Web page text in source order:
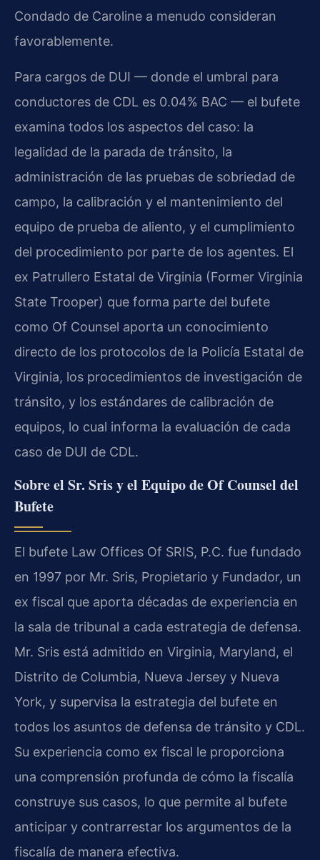
Condado de Caroline a menudo consideran
favorablemente.
Para cargos de DUI — donde el umbral para
conductores de CDL es 0.04% BAC — el bufete
examina todos los aspectos del caso: la
legalidad de la parada de tránsito, la
administración de las pruebas de sobriedad de
campo, la calibración y el mantenimiento del
equipo de prueba de aliento, y el cumplimiento
del procedimiento por parte de los agentes. El
ex Patrullero Estatal de Virginia (Former Virginia
State Trooper) que forma parte del bufete
como Of Counsel aporta un conocimiento
directo de los protocolos de la Policía Estatal de
Virginia, los procedimientos de investigación de
tránsito, y los estándares de calibración de
equipos, lo cual informa la evaluación de cada
caso de DUI de CDL.
Sobre el Sr. Sris y el Equipo de Of Counsel del
Bufete
El bufete Law Offices Of SRIS, P.C. fue fundado
en 1997 por Mr. Sris, Propietario y Fundador, un
ex fiscal que aporta décadas de experiencia en
la sala de tribunal a cada estrategia de defensa.
Mr. Sris está admitido en Virginia, Maryland, el
Distrito de Columbia, Nueva Jersey y Nueva
York, y supervisa la estrategia del bufete en
todos los asuntos de defensa de tránsito y CDL.
Su experiencia como ex fiscal le proporciona
una comprensión profunda de cómo la fiscalía
construye sus casos, lo que permite al bufete
anticipar y contrarrestar los argumentos de la
fiscalía de manera efectiva.